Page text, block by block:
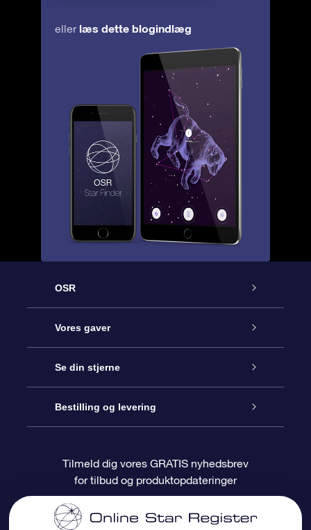
eller læs dette blogindlæg
OSR
Kundeservice
Kontakt os
Bloggen
Anmeldelser
Vores gaver
Online Stjernegave
OSR Gavepakke
OSR Gavekortet
Firmagaver
Se din stjerne
Star Register
Personliggjort Stjerneside
One Million Stars
Bestilling og levering
Betalingsinformation
Forsendelsesoplysninger
Tilmeld dig vores GRATIS nyhedsbrev
for tilbud og produktopdateringer